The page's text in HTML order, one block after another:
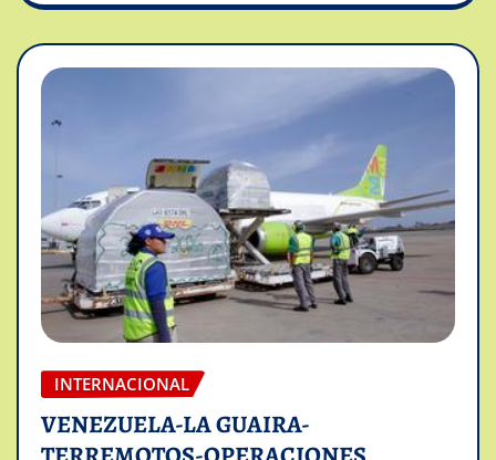
INTERNACIONAL
VENEZUELA-LA GUAIRA-